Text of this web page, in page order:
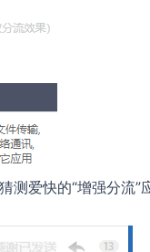
测爱快的“增强分流”